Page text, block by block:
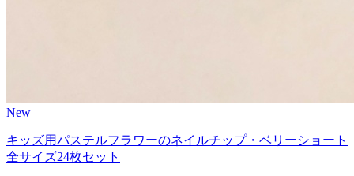
New
キッズ用パステルフラワーのネイルチップ・ベリーショート
全サイズ24枚セット